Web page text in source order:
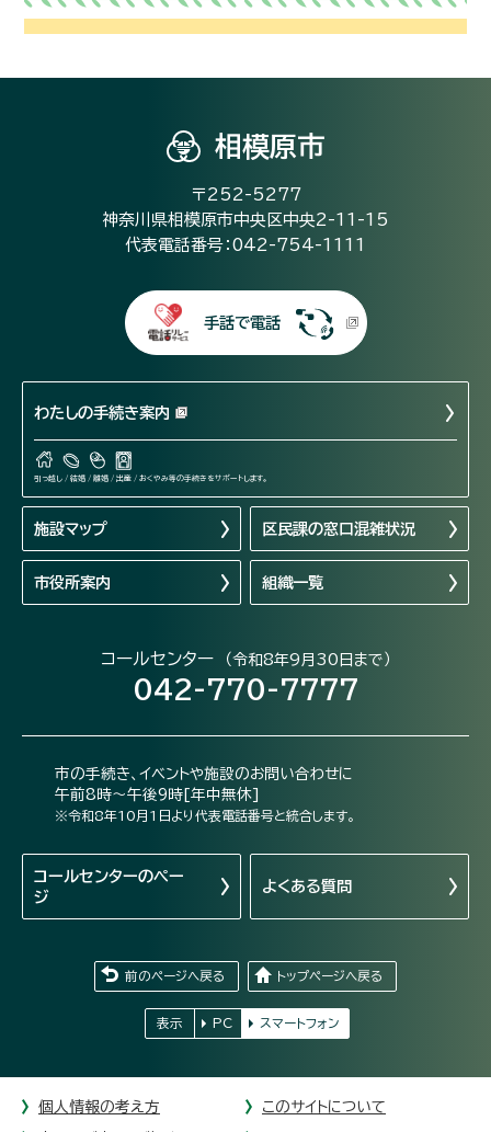
相模原市
〒252-5277
神奈川県相模原市中央区中央2-11-15
代表電話番号：042-754-1111
手話で電話
わたしの手続き案内
引っ越し / 結婚 / 離婚 / 出産 / おくやみ等の手続きをサポートします。
施設マップ 区民課の窓口混雑状況
市役所案内 組織一覧
コールセンター （令和8年9月30日まで）
042-770-7777
市の手続き、イベントや施設のお問い合わせに
午前8時～午後9時[年中無休]
※令和8年10月1日より代表電話番号と統合します。
コールセンターのペー
ジ
よくある質問
前のページへ戻る トップページへ戻る
表示 PC スマートフォン
個人情報の考え方 このサイトについて